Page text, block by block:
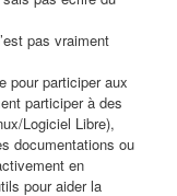
pas vraiment
pour participer aux
participer à des
Logiciel Libre),
documentations ou
en
pour aider la